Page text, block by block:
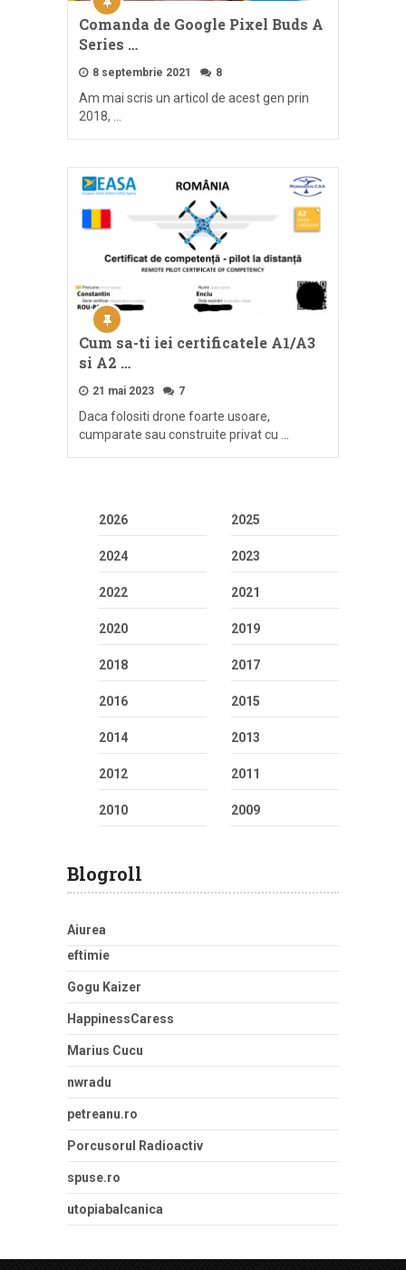
Comanda de Google Pixel Buds A
Series …
8 septembrie 2021 8
Am mai scris un articol de acest gen prin
2018, …
Cum sa-ti iei certificatele A1/A3
si A2 …
21 mai 2023 7
Daca folositi drone foarte usoare,
cumparate sau construite privat cu …
2026 2025
2024 2023
2022 2021
2020 2019
2018 2017
2016 2015
2014 2013
2012 2011
2010 2009
Blogroll
Aiurea
eftimie
Gogu Kaizer
HappinessCaress
Marius Cucu
nwradu
petreanu.ro
Porcusorul Radioactiv
spuse.ro
utopiabalcanica